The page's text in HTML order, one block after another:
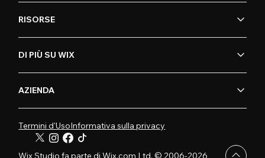
RISORSE
DI PIÙ SU WIX
AZIENDA
Termini d'UsoInformativa sulla privacy
Wix Studio fa parte di Wix.com Ltd. © 2006-2026